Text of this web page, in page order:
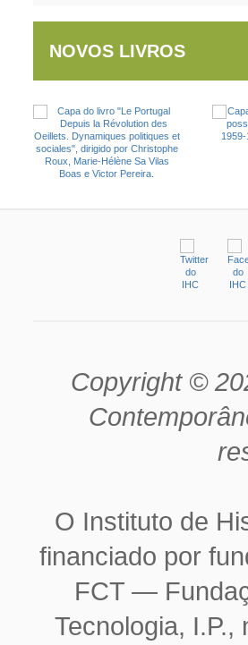
NOVOS LIVROS
Copyright ©
O Instituto de
financiado por
FCT —
Tecnologia,